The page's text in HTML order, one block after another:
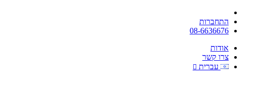
התחברות
08-6636676
אודות
צרו קשר
עברית